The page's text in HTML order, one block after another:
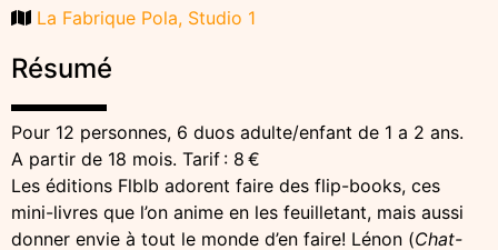
La Fabrique Pola, Studio 1
Résumé
Pour 12 personnes, 6 duos adulte/enfant de 1 a 2 ans.
A partir de 18 mois. Tarif : 8 €
Les éditions Flblb adorent faire des flip-­books, ces
mini-livres que l’on anime en les feuilletant, mais aussi
donner envie à tout le monde d’en faire! Lénon (Chat-